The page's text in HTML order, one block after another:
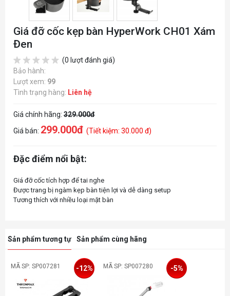
Giá đỡ cốc kẹp bàn HyperWork CH01 Xám
Đen
(0 lượt đánh giá)
Bảo hành:
Lượt xem: 99
Tình trạng hàng: Liên hệ
Giá chính hãng: 329.000đ
Giá bán: 299.000đ (Tiết kiệm: 30.000 đ)
Đặc điểm nổi bật:
Giá đỡ cốc tích hợp để tai nghe
Được trang bị ngàm kẹp bàn tiện lợi và dễ dàng setup
Sản phẩm tương tự Sản phẩm cùng hãng
MÃ SP: SP007281 -12% MÃ SP: SP007280 -5%